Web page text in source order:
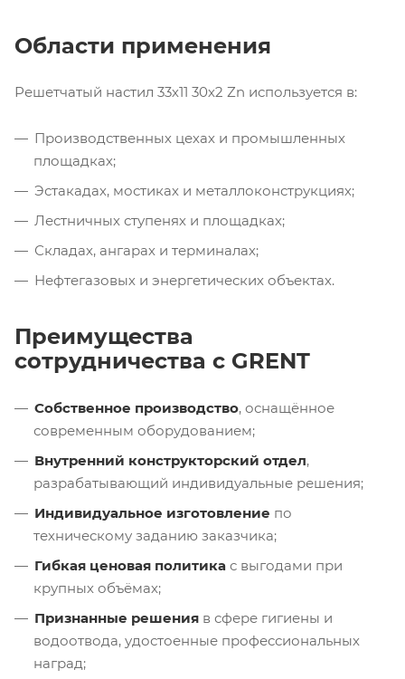
Области применения
Решетчатый настил 33х11 30х2 Zn используется в:
Производственных цехах и промышленных
площадках;
Эстакадах, мостиках и металлоконструкциях;
Лестничных ступенях и площадках;
Складах, ангарах и терминалах;
Нефтегазовых и энергетических объектах.
Преимущества
сотрудничества с GRENT
Собственное производство, оснащённое
современным оборудованием;
Внутренний конструкторский отдел,
разрабатывающий индивидуальные решения;
Индивидуальное изготовление по
техническому заданию заказчика;
Гибкая ценовая политика с выгодами при
крупных объёмах;
Признанные решения в сфере гигиены и
водоотвода, удостоенные профессиональных
наград;